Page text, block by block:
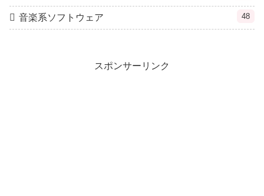
音楽系ソフトウェア 48
スポンサーリンク